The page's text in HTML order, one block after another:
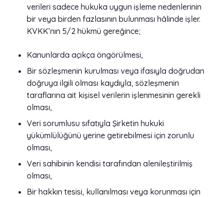
verileri sadece hukuka uygun işleme nedenlerinin
bir veya birden fazlasının bulunması hâlinde işler.
KVKK’nın 5/2 hükmü gereğince;
Kanunlarda açıkça öngörülmesi,
Bir sözleşmenin kurulması veya ifasıyla doğrudan
doğruya ilgili olması kaydıyla, sözleşmenin
taraflarına ait kişisel verilerin işlenmesinin gerekli
olması,
Veri sorumlusu sıfatıyla Şirketin hukuki
yükümlülüğünü yerine getirebilmesi için zorunlu
olması,
Veri sahibinin kendisi tarafından alenileştirilmiş
olması,
Bir hakkın tesisi, kullanılması veya korunması için